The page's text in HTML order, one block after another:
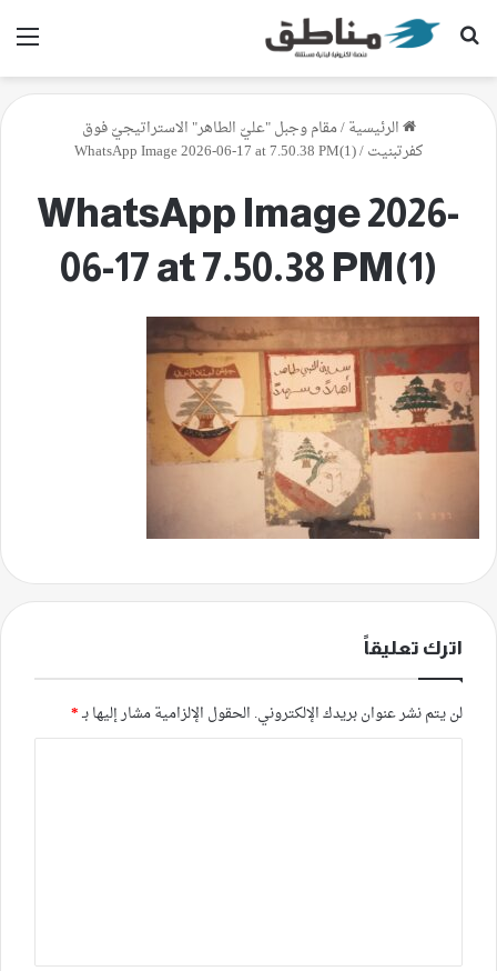
بحث عن
الرئيسية/مقام وجبل "عليّ الطاهر" الاستراتيجيّ فوق
كفرتبنيت/
WhatsApp Image 2026-06-17 at 7.50.38 PM(1)
WhatsApp Image 2026-
06-17 at 7.50.38 PM(1)
اترك تعليقاً
لن يتم نشر عنوان بريدك الإلكتروني. الحقول الإلزامية مشار إليها بـ*